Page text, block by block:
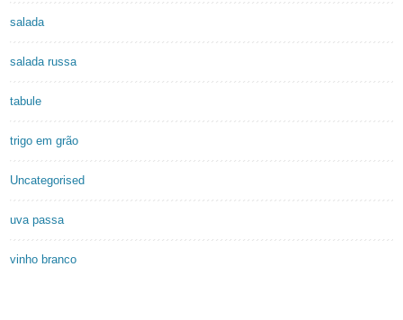
salada
salada russa
tabule
trigo em grão
Uncategorised
uva passa
vinho branco